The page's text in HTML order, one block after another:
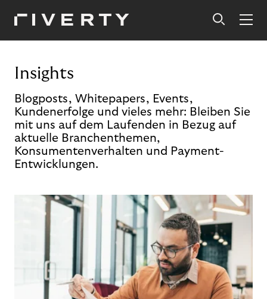
Insights
Blogposts, Whitepapers, Events,
Kundenerfolge und vieles mehr: Bleiben Sie
mit uns auf dem Laufenden in Bezug auf
aktuelle Branchenthemen,
Konsumentenverhalten und Payment-
Entwicklungen.